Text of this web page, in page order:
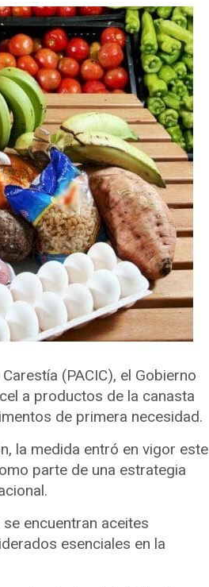
(PACIC), el Gobierno
a productos de la canasta
de primera necesidad.
la medida entró en vigor este
parte de una estrategia
encuentran aceites
esenciales en la